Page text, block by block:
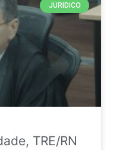
JURIDICO
TRE/RN